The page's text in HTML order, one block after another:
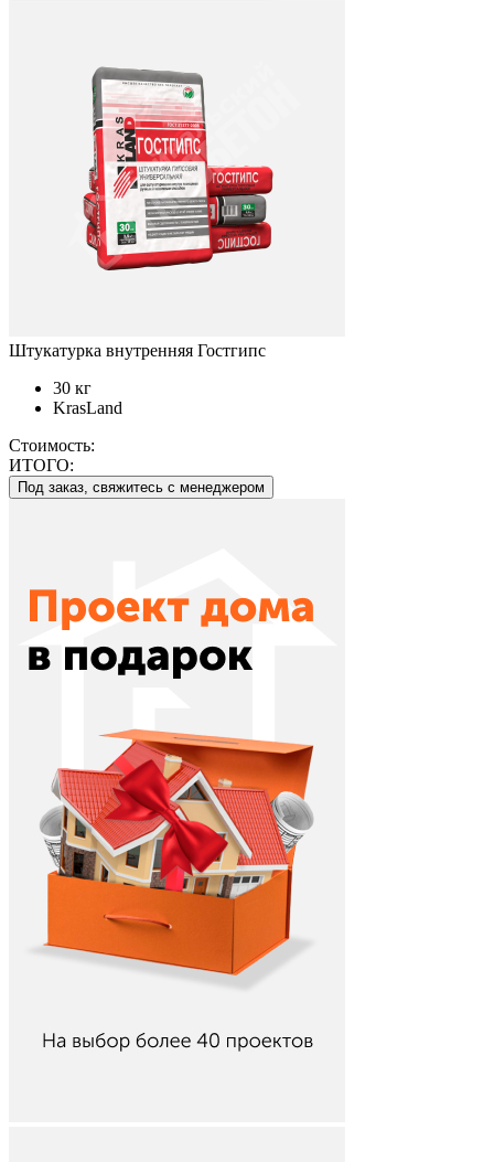
Штукатурка внутренняя Гостгипс
30 кг
KrasLand
Стоимость:
ИТОГО:
Под заказ, свяжитесь с менеджером